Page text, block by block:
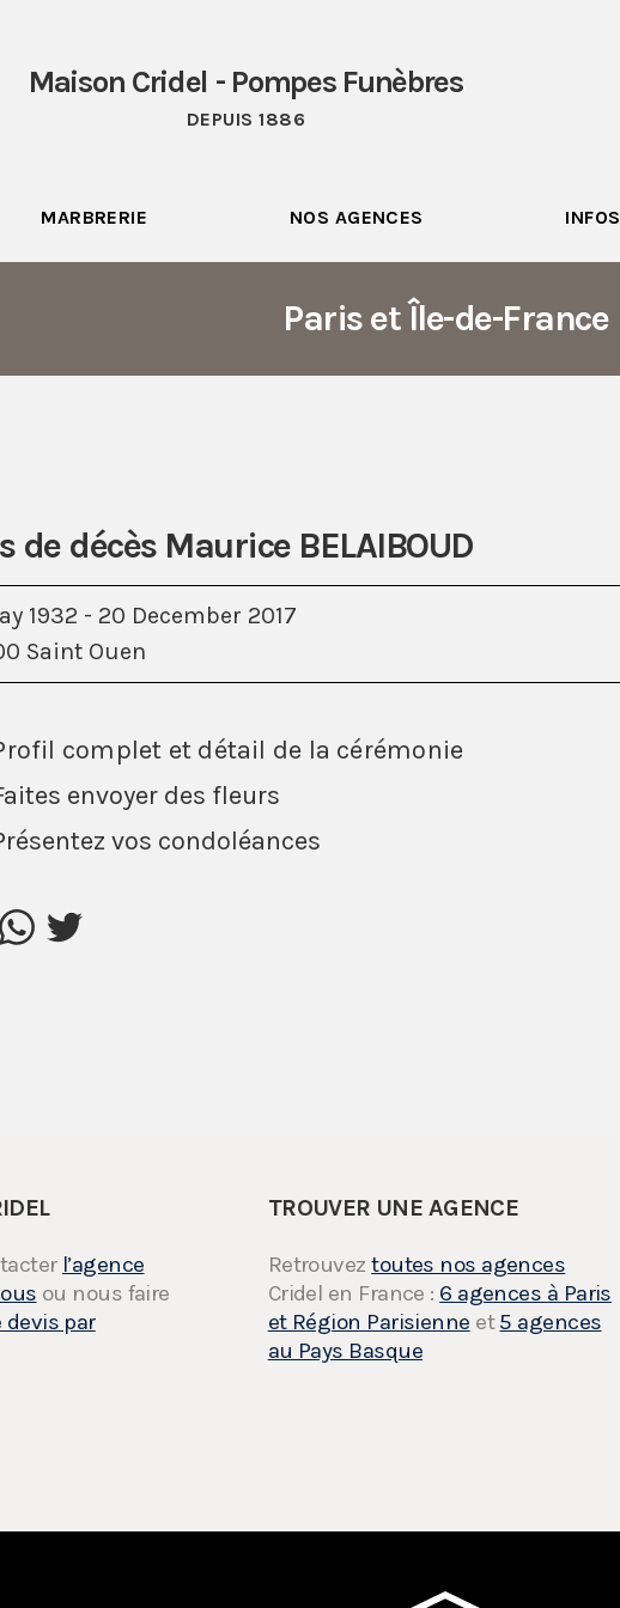
Maison Cridel - Pompes Funèbres
DEPUIS 1886
MARBRERIE NOS AGENCES INFOS
Paris et Île-de-France
de décès Maurice BELAIBOUD
1932 - 20 December 2017
Saint Ouen
complet et détail de la cérémonie
envoyer des fleurs
vos condoléances
l’agence
ou nous faire
devis par
TROUVER UNE AGENCE
Retrouveztoutes nos agences
Cridel en France : 6 agences à Paris
et Région Parisienne et5 agences
au Pays Basque